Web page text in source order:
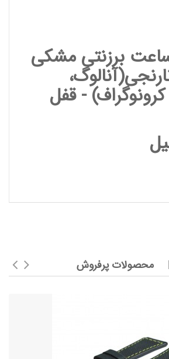
برزنتی مشکی
- قفل
محصولات پرفروش